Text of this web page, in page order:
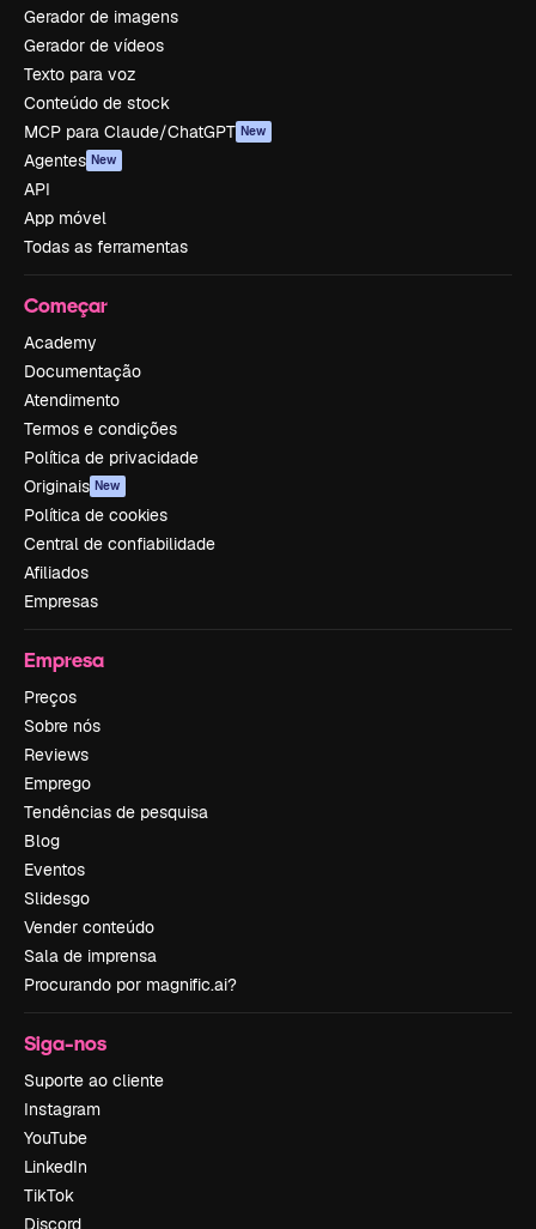
Gerador de imagens
Gerador de vídeos
Texto para voz
Conteúdo de stock
MCP para Claude/ChatGPT New
Agentes New
API
App móvel
Todas as ferramentas
Começar
Academy
Documentação
Atendimento
Termos e condições
Política de privacidade
Originais New
Política de cookies
Central de confiabilidade
Afiliados
Empresas
Empresa
Preços
Sobre nós
Reviews
Emprego
Tendências de pesquisa
Blog
Eventos
Slidesgo
Vender conteúdo
Sala de imprensa
Procurando por magnific.ai?
Siga-nos
Suporte ao cliente
Instagram
YouTube
LinkedIn
TikTok
Discord